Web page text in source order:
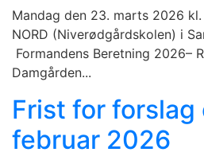
Mandag den 23. marts 2026
NORD (Niverødgårdskolen) i
Formandens Beretning 2026–
Damgården...
Frist for forslag
februar 2026